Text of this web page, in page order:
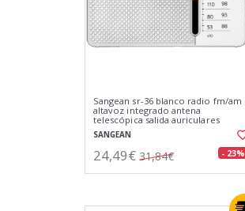
Sangean sr-36 blanco radio fm/am
altavoz integrado antena
telescópica salida auriculares
SANGEAN
24,49€ 31,84€ - 23%